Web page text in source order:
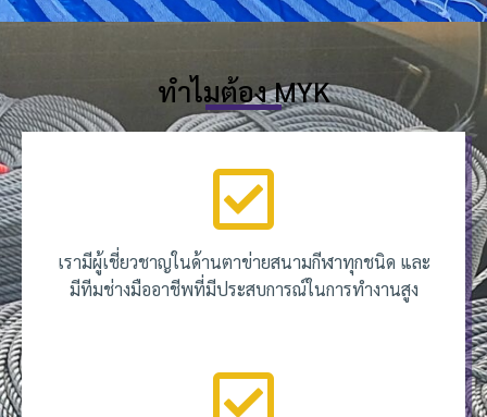
ทำไมต้อง MYK
เรามีผู้เชี่ยวชาญในด้านตาข่ายสนามกีฬาทุกชนิด และ
มีทีมช่างมืออาชีพที่มีประสบการณ์ในการทำงานสูง